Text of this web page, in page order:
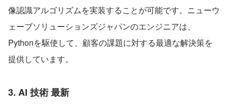
像認識アルゴリズムを実装することが可能です。ニューウ
ェーブソリューションズジャパンのエンジニアは、
Pythonを駆使して、顧客の課題に対する最適な解決策を
提供しています。
3. AI 技術 最新